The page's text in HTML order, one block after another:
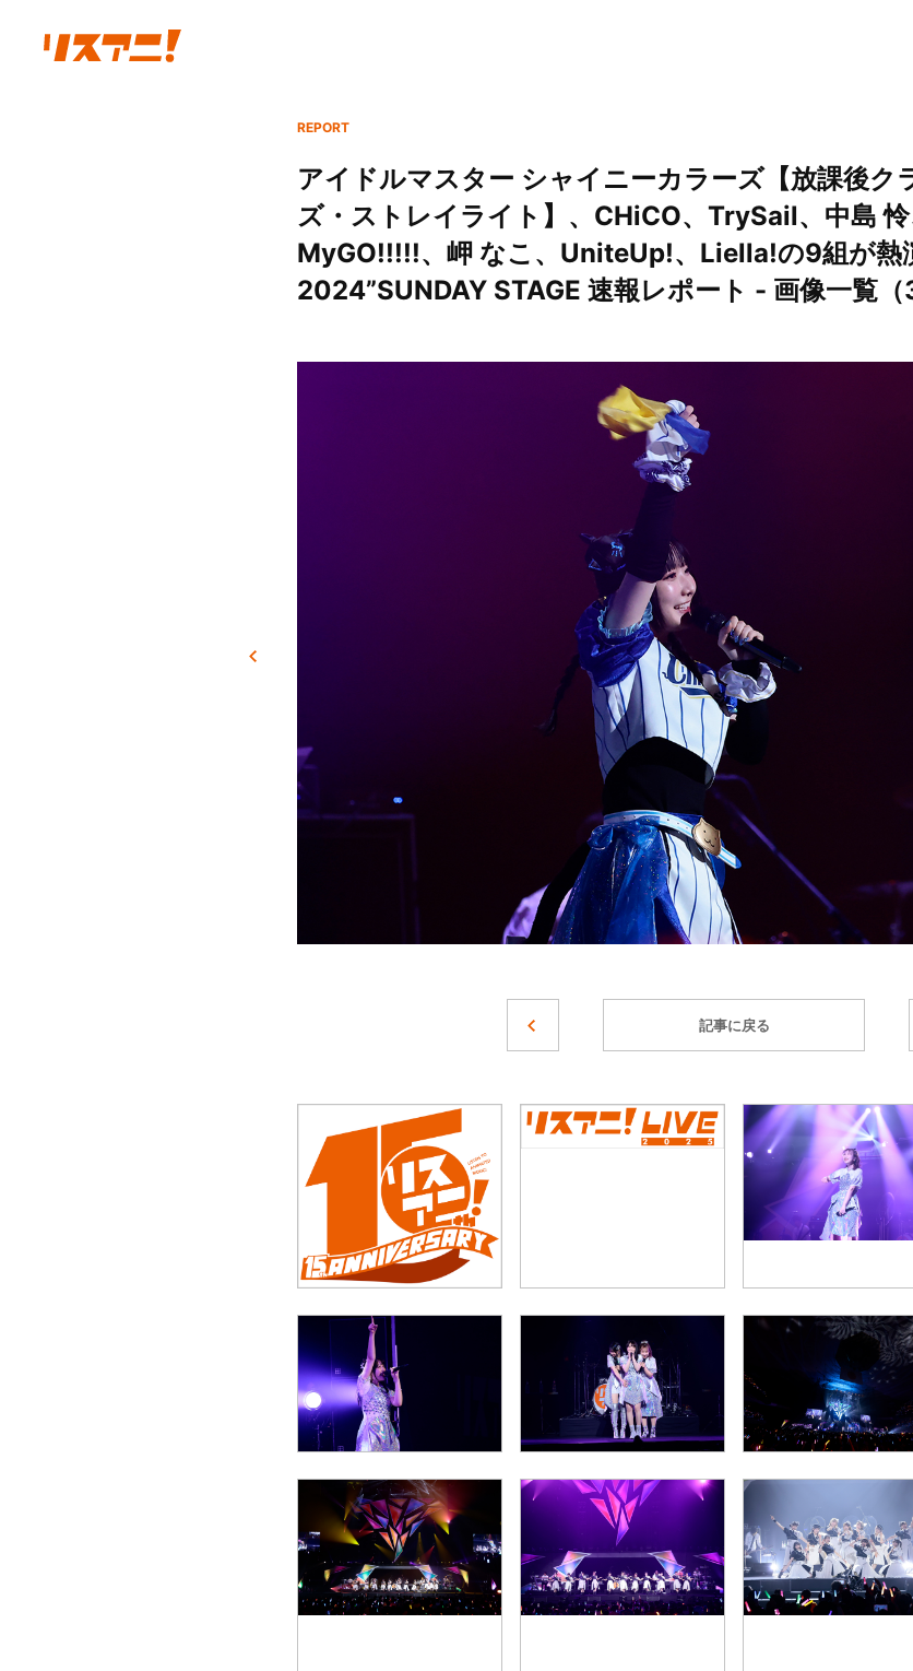
REPORT
アイドルマスター シャイニーカラーズ【放課後ク
ズ・ストレイライト】、CHiCO、TrySail、中島 怜
MyGO!!!!!、岬 なこ、UniteUp!、Liella!の9組が熱
2024”SUNDAY STAGE 速報レポート - 画像一覧（
記事に戻る